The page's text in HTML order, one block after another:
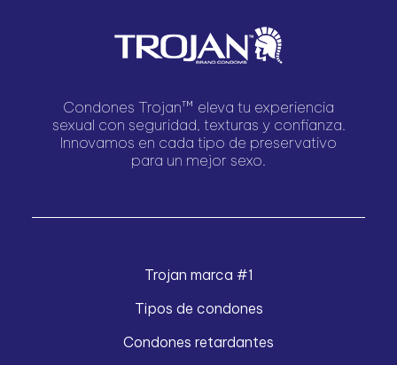
Condones Trojan™ eleva tu experiencia
sexual con seguridad, texturas y confianza.
Innovamos en cada tipo de preservativo
para un mejor sexo.
Trojan marca #1
Tipos de condones
Condones retardantes